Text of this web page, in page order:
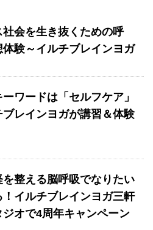
社会を生き抜くための呼
体験～イルチブレインヨガ
ワードは「セルフケア」
ブレインヨガが講習＆体験
を整える脳呼吸でなりたい
！イルチブレインヨガ三軒
ジオで4周年キャンペーン